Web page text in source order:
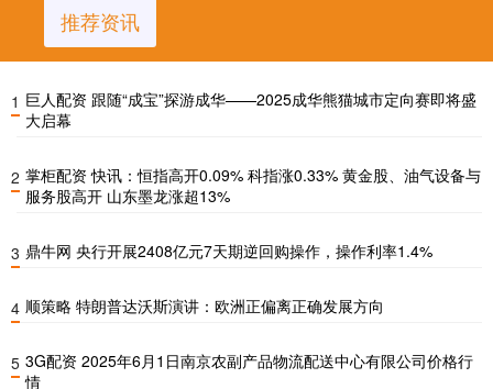
推荐资讯
1 巨人配资 跟随“成宝”探游成华——2025成华熊猫城市定向赛即将盛
大启幕
2 掌柜配资 快讯：恒指高开0.09% 科指涨0.33% 黄金股、油气设备与
服务股高开 山东墨龙涨超13%
3 鼎牛网 央行开展2408亿元7天期逆回购操作，操作利率1.4%
4 顺策略 特朗普达沃斯演讲：欧洲正偏离正确发展方向
5 3G配资 2025年6月1日南京农副产品物流配送中心有限公司价格行
情